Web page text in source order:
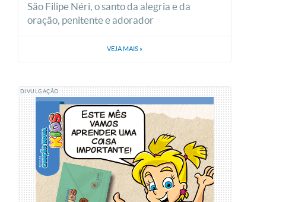
São Filipe Néri, o santo da alegria e da
oração, penitente e adorador
VEJA MAIS »
DIVULGAÇÃO